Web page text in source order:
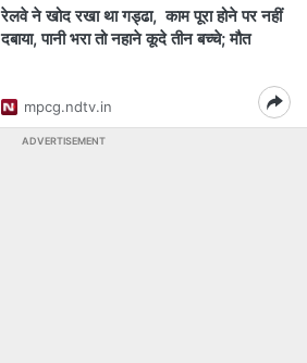
रेलवे ने खोद रखा था गड्ढा, काम पूरा होने पर नहीं
दबाया, पानी भरा तो नहाने कूदे तीन बच्चे; मौत
mpcg.ndtv.in
ADVERTISEMENT